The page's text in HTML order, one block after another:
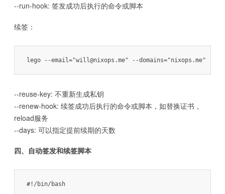
--run-hook: 签发成功后执行的命令或脚本
续签：
--reuse-key: 不重新生成私钥
--renew-hook: 续签成功后执行的命令或脚本，如替换证书，
reload服务
--days: 可以指定提前续期的天数
四、自动签发和续签脚本
#!/bin/bash